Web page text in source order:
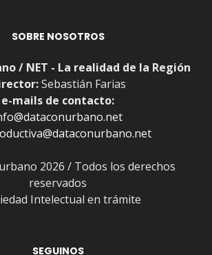
SOBRE NOSOTROS
/ NET - La realidad de la Región
Sebastián Farias
e-mails de contacto:
2026 / Todos los derechos
reservados
Intelectual en trámite
SEGUINOS